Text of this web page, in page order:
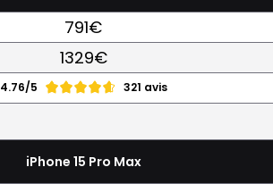
791€
1329€
4.76/5 321 avis
iPhone 15 Pro Max